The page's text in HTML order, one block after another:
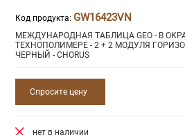
Код продукта: GW16423VN
МЕЖДУНАРОДНАЯ ТАБЛИЦА GEO - В
ТЕХНОПОЛИМЕРЕ - 2 + 2 МОДУЛЯ
ЧЕРНЫЙ - CHORUS
Спросите цену
нет в наличии